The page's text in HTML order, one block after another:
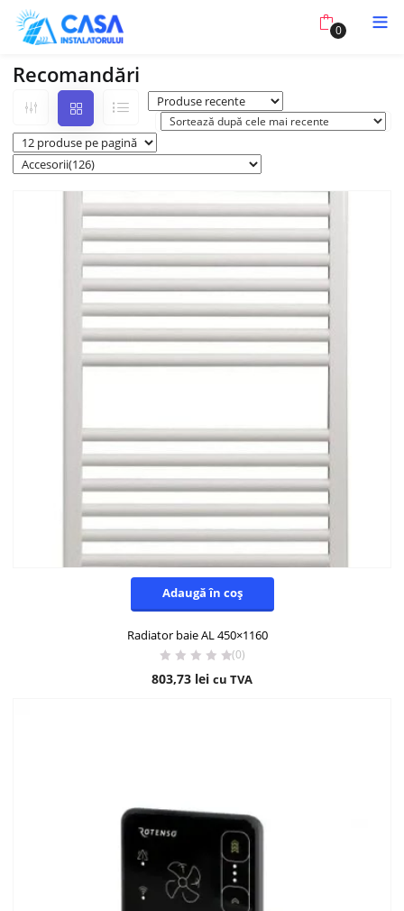
0
Recomandări
Adaugă în coș
Radiator baie AL 450×1160
(0)
803,73 lei cu TVA